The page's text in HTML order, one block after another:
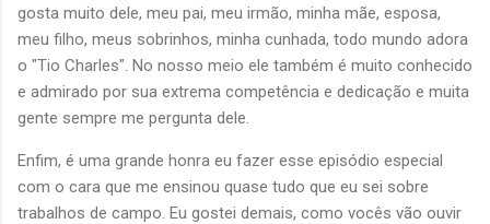
gosta muito dele, meu pai, meu irmão, minha mãe, esposa,
meu filho, meus sobrinhos, minha cunhada, todo mundo adora
o "Tio Charles". No nosso meio ele também é muito conhecido
e admirado por sua extrema competência e dedicação e muita
gente sempre me pergunta dele.
Enfim, é uma grande honra eu fazer esse episódio especial
com o cara que me ensinou quase tudo que eu sei sobre
trabalhos de campo. Eu gostei demais, como vocês vão ouvir